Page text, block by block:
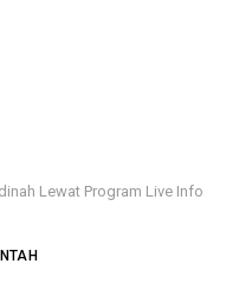
Lewat Program Live Info